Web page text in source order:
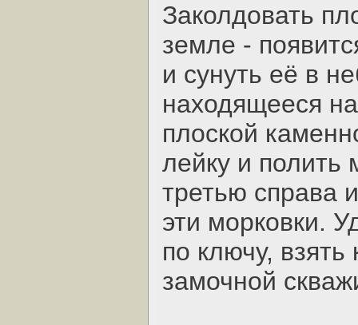
Заколдовать
земле -
и сунуть её в
находящееся
плоской
лейку и полить
третью справа
эти морковки.
по ключу, взять
замочной